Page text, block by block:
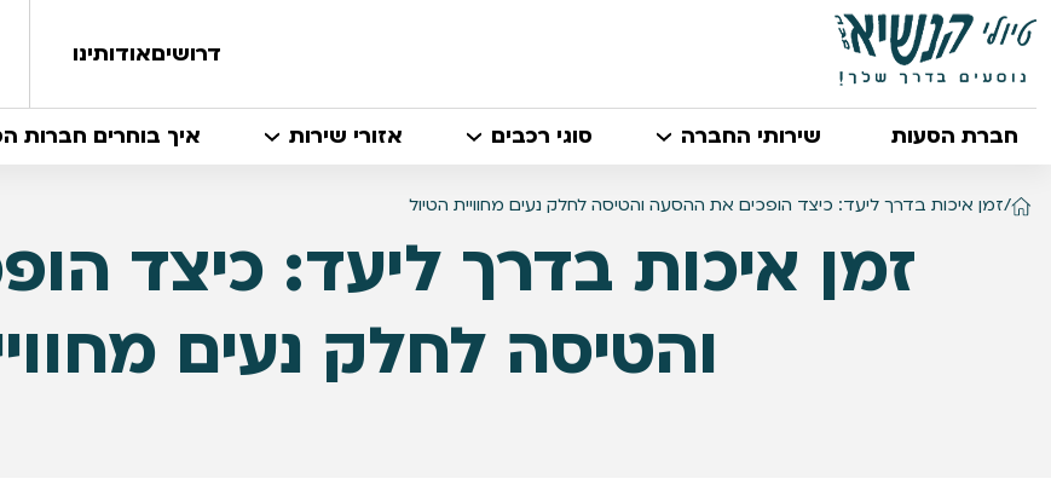
דרושיםאודותינו
חברת הסעות שירותי החברה סוגי רכבים אזורי שירות איך בוחרים חברות
/זמן איכות בדרך ליעד: כיצד הופכים את ההסעה והטיסה לחלק נעים מחוויית הטיול
זמן איכות בדרך ליעד: כיצד
והטיסה לחלק נעים